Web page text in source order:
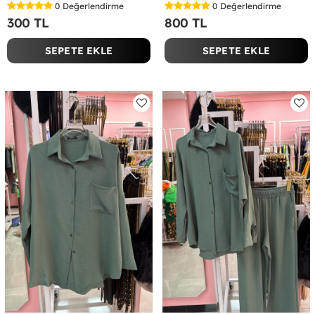
0 Değerlendirme
300 TL
SEPETE EKLE
0 Değerlendirme
800 TL
SEPETE EKLE